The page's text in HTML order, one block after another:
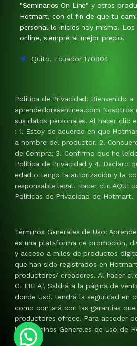
"Seminarios On Line" y otros
Hotmart, con el fin de que tu
personal lo inicies hoy mismo. Los
online, siempre al mejor precio!
Quito, Ecuador 170804
Política de Privacidad: Bienvenido a
aprendedoresenlinea.com Nosotros
sus datos personales. Al hacer clic
: 1. Estoy de acuerdo en que
a nombre del productor. 2.
de Compra; 3. Confirmo que he
Política de Privacidad y 4. Declaro
edad o tengo la autorización y la
responsable legal. Hacer clic AQUI
Políticas de Privacidad de Hotmart.
Términos Generales de Uso:
es una plataforma de promoción,
y acceso a miles de productos
que han sido registrados en
productores/ creadores. Al hacer
OFERTA", Saldrá a la página de
donde Usd. tendrá la seguridad en
como contará con las garantías
productores ofrece. Para acceder
los Términos Generales de Uso de
AQUI.